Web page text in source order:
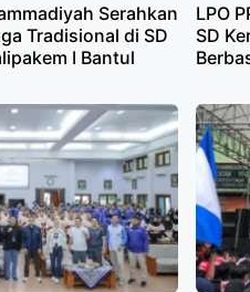
Serahkan
Tradisional di SD
I Bantul
LPO
SD